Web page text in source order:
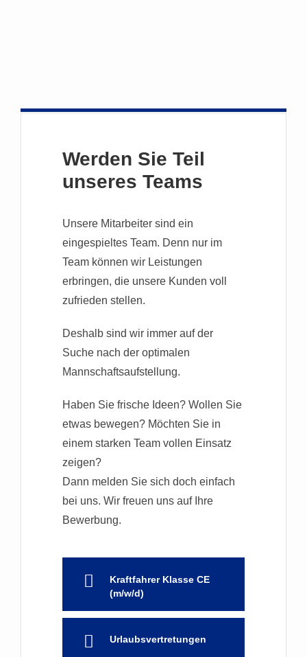
Werden Sie Teil
unseres Teams
Unsere Mitarbeiter sind ein
eingespieltes Team. Denn nur im
Team können wir Leistungen
erbringen, die unsere Kunden voll
zufrieden stellen.
Deshalb sind wir immer auf der
Suche nach der optimalen
Mannschaftsaufstellung.
Haben Sie frische Ideen? Wollen Sie
etwas bewegen? Möchten Sie in
einem starken Team vollen Einsatz
zeigen?
Dann melden Sie sich doch einfach
bei uns. Wir freuen uns auf Ihre
Bewerbung.
Kraftfahrer Klasse CE
(m/w/d)
Urlaubsvertretungen